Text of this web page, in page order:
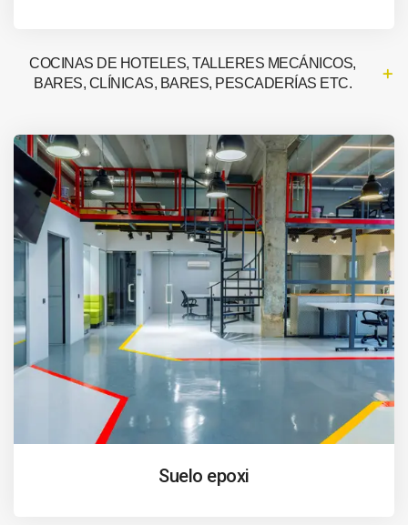
COCINAS DE HOTELES, TALLERES MECÁNICOS,
BARES, CLÍNICAS, BARES, PESCADERÍAS ETC.
Suelo epoxi